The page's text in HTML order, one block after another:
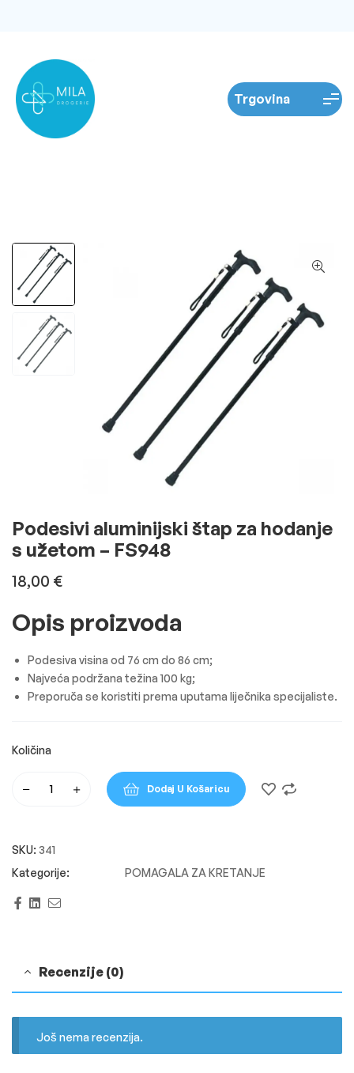
Podesivi aluminijski štap za hodanje
s užetom – FS948
18,00 €
Opis proizvoda
Podesiva visina od 76 cm do 86 cm;
Najveća podržana težina 100 kg;
Preporuča se koristiti prema uputama liječnika specijaliste.
Dodaj U Košaricu
SKU: 341
POMAGALA ZA KRETANJE
Facebook
Linkedin
Recenzije (0)
Još nema recenzija.